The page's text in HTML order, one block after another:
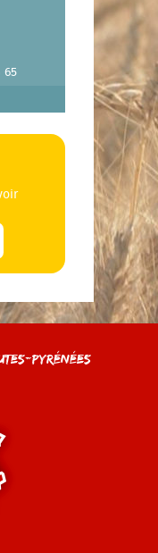
65
Pyrénées